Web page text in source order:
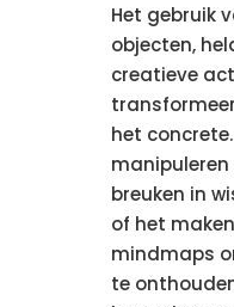
Het gebruik
objecten,
creatieve
het
breuken in
of het
mindmaps
te